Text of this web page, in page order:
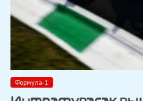
Формула-1